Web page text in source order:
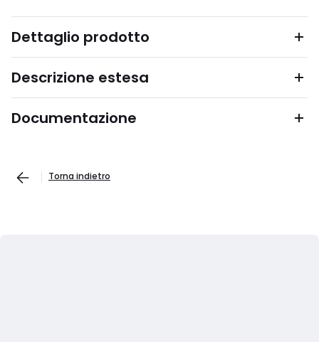
Dettaglio prodotto
Descrizione estesa
Documentazione
Torna indietro